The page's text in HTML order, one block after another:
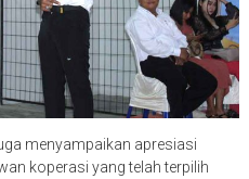
menyampaikan apresiasi
koperasi yang telah terpilih